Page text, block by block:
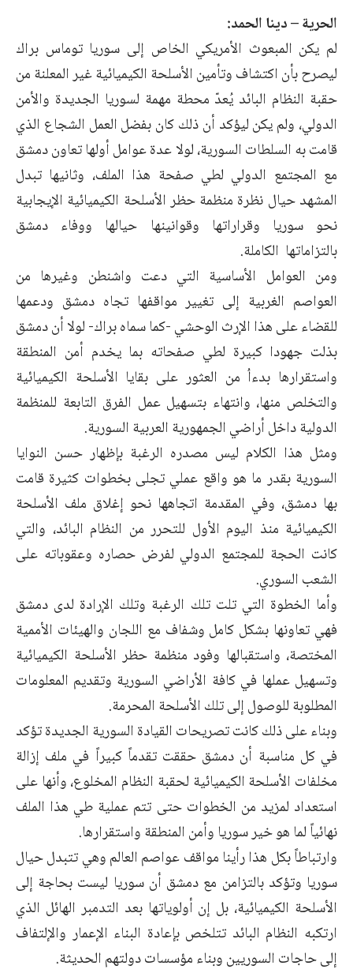
الحرية – دينا الحمد:
لم يكن المبعوث الأمريكي الخاص إلى سوريا توماس براك
ليصرح بأن اكتشاف وتأمين الأسلحة الكيميائية غير المعلنة من
حقبة النظام البائد يُعدّ محطة مهمة لسوريا الجديدة والأمن
الدولي، ولم يكن ليؤكد أن ذلك كان بفضل العمل الشجاع الذي
قامت به السلطات السورية، لولا عدة عوامل أولها تعاون دمشق
مع المجتمع الدولي لطي صفحة هذا الملف، وثانيها تبدل
المشهد حيال نظرة منظمة حظر الأسلحة الكيميائية الإيجابية
نحو سوريا وقراراتها وقوانينها حيالها ووفاء دمشق
بالتزاماتها الكاملة.
ومن العوامل الأساسية التي دعت واشنطن وغيرها من
العواصم الغربية إلى تغيير مواقفها تجاه دمشق ودعمها
للقضاء على هذا الإرث الوحشي -كما سماه براك- لولا أن دمشق
بذلت جهودا كبيرة لطي صفحاته بما يخدم أمن المنطقة
واستقرارها بدءاُ من العثور على بقايا الأسلحة الكيميائية
والتخلص منها، وانتهاء بتسهيل عمل الفرق التابعة للمنظمة
الدولية داخل أراضي الجمهورية العربية السورية.
ومثل هذا الكلام ليس مصدره الرغبة بإظهار حسن النوايا
السورية بقدر ما هو واقع عملي تجلى بخطوات كثيرة قامت
بها دمشق، وفي المقدمة اتجاهها نحو إغلاق ملف الأسلحة
الكيميائية منذ اليوم الأول للتحرر من النظام البائد، والتي
كانت الحجة للمجتمع الدولي لفرض حصاره وعقوباته على
الشعب السوري.
وأما الخطوة التي تلت تلك الرغبة وتلك الإرادة لدى دمشق
فهي تعاونها بشكل كامل وشفاف مع اللجان والهيئات الأممية
المختصة، واستقبالها وفود منظمة حظر الأسلحة الكيميائية
وتسهيل عملها في كافة الأراضي السورية وتقديم المعلومات
المطلوبة للوصول إلى تلك الأسلحة المحرمة.
وبناء على ذلك كانت تصريحات القيادة السورية الجديدة تؤكد
في كل مناسبة أن دمشق حققت تقدماً كبيراً في ملف إزالة
مخلفات الأسلحة الكيميائية لحقبة النظام المخلوع، وأنها على
استعداد لمزيد من الخطوات حتى تتم عملية طي هذا الملف
نهائياً لما هو خير سوريا وأمن المنطقة واستقرارها.
وارتباطاً بكل هذا رأينا مواقف عواصم العالم وهي تتبدل حيال
سوريا وتؤكد بالتزامن مع دمشق أن سوريا ليست بحاجة إلى
الأسلحة الكيميائية، بل إن أولوياتها بعد التدمبر الهائل الذي
ارتكبه النظام البائد تتلخص بإعادة البناء الإعمار والإلتفاف
إلى حاجات السوريين وبناء مؤسسات دولتهم الحديثة.